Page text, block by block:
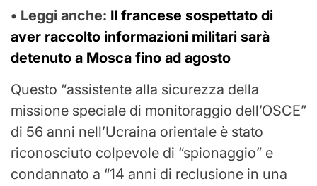
• Leggi anche: Il francese sospettato di
aver raccolto informazioni militari sarà
detenuto a Mosca fino ad agosto
Questo “assistente alla sicurezza della
missione speciale di monitoraggio dell’OSCE”
di 56 anni nell’Ucraina orientale è stato
riconosciuto colpevole di “spionaggio” e
condannato a “14 anni di reclusione in una